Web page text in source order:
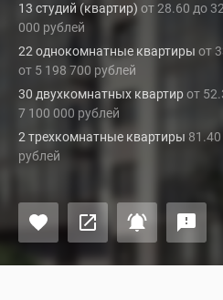
13 студий (квартир) от 28.60 до
000 рублей
22 однокомнатные квартиры от
от 5 198 700 рублей
30 двухкомнатных квартирот
7 100 000 рублей
2 трехкомнатные квартиры
рублей